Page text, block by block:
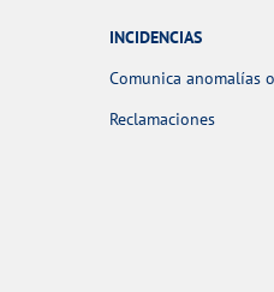
INCIDENCIAS
Comunica anomalías
Reclamaciones